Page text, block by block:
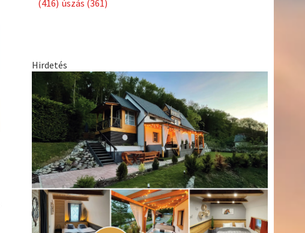
Címkék
asztalitenisz(130)atlétika (144)autosport
Tímea(240)Bajnokok Ligája(168) Birkózás(143) Bécs(214)
egészség (530) Európabajnokság(173)ferrari(139)
forma 1 (1165)Futball(760)futás(305)
Hosszú
Katinka(186)hungaroring(181)Jégkorong(148)kajakkenu
(138)karate(168)kickbox(204)kosárlabda(166)kézilabda
(448)Lewis Hamilton(168)magyar labdarúgóválogatott(148)
Mercedes(244)motorsport (153)Opel Dakar Team(132)Rali
Világbajnokság(122)Rendezvény(142)rio 2016(373)sport
(438)
Sportime Magazin(128)szabadidősport(316)Szalay
Balázs(126)tenisz(416)táplálkozás(155)utazás(126)